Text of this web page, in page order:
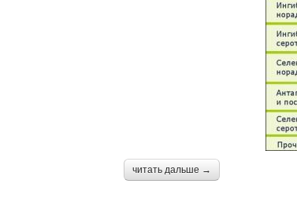
читать дальше →